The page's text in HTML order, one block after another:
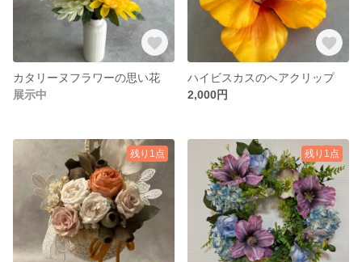
カタリーヌフラワーの思い花
展示中
ハイビスカスのヘアクリップ
2,000円
残り1点 残り1点